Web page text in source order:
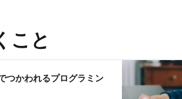
こと
かわれるプログラミン